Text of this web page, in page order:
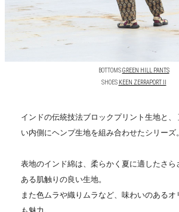
BOTTOMSGREEN HILL PANTS
SHOES KEEN ZERRAPORT II
インドの伝統技法ブロックプリント生地と、
い内側にヘンプ生地を組み合わせたシリーズ。
表地のインド綿は、柔らかく夏に適したさら
ある肌触りの良い生地。
また色ムラや織りムラなど、味わいのある